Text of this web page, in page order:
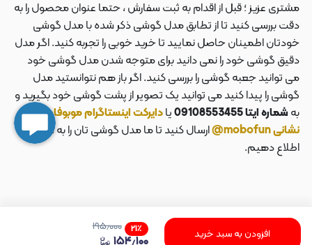
افزودن به سبد خرید ۲۱٪ ۱۹۵٫۰۰۰
۱۵۴٫۱۰۰
مشتری عزیز ؛ قبل از اقدام به ثبت سفارش ، حتما عنوان محصول را به
دقت بررسی کنید تا از تطابق مدل گوشی ذکر شده با مدل گوشی
خودتان اطمینان حاصل نمایید تا خرید خوبی را تجربه کنید. اگر مدل
دقیق گوشی خود را نمی دانید برای متوجه شدن مدل گوشی خود
می توانید جعبه گوشی را بررسی کنید. اگر باز هم نتوانستید مدل
گوشی را پیدا کنید می توانید یک تصویر از پشت گوشی خود بگیرید و
به شماره ایتا 09108553455 یادایرکت اینستاگرام موبوفان به
نشانی mobofun@
ارسال کنید تا ما مدل گوشی تان را به شما
اطلاع دهیم.